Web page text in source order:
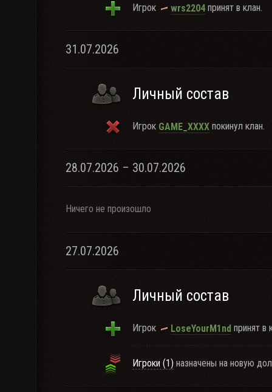
Игрок wrs2204 принят в клан.
31.07.2026
Личный состав
Игрок GAME_XXXX покинул клан.
28.07.2026 – 30.07.2026
Ничего не произошло
27.07.2026
Личный состав
Игрок LoseYourM1nd принят в
Игроки (1) назначены на новую